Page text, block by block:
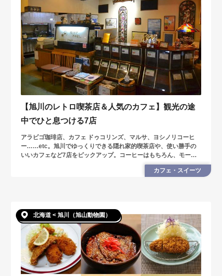
【旭川のレトロ喫茶店＆人気のカフェ】観光の途
中でひと息つける7店
アラビゴ珈琲店、カフェ ドゥコリンズ、マルサ、ヨシノリコーヒ
ー……etc。旭川でゆっくりできる隠れ家的喫茶店や、使い勝手の
いいカフェなど7店をピックアップ。コーヒーはもちろん、モーニ
カフェ・スイーツ
北海道 < 旭川（旭山動物園）